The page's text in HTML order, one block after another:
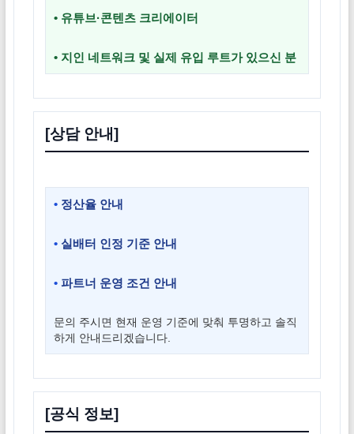
•유튜브·콘텐츠 크리에이터
•지인 네트워크 및 실제 유입 루트가 있으신 분
[상담 안내]
•정산율 안내
•실배터 인정 기준 안내
•파트너 운영 조건 안내
문의 주시면 현재 운영 기준에 맞춰 투명하고 솔직
하게 안내드리겠습니다.
[공식 정보]